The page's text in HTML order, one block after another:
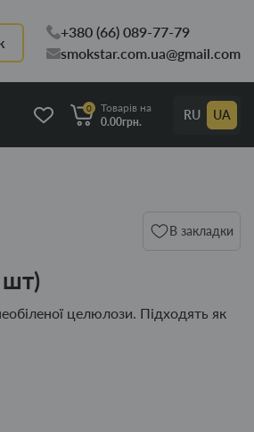
+380 (66) 089-77-79
smokstar.com.ua@gmail.com
0
Товарів на
0.00грн.
RU UA
В закладки
целюлози. Підходять як